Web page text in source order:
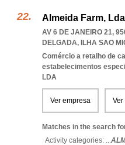
Almeida Farm, Lda
AV 6 DE JANEIRO 21,
DELGADA, ILHA SAO
Comércio a retalho de
estabelecimentos
LDA
Ver empresa
Matches in the search
Activity categories: ...